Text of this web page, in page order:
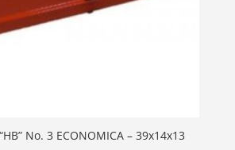
No. 3 ECONOMICA – 39x14x13